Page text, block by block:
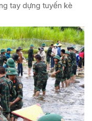
tay dựng tuyến kè